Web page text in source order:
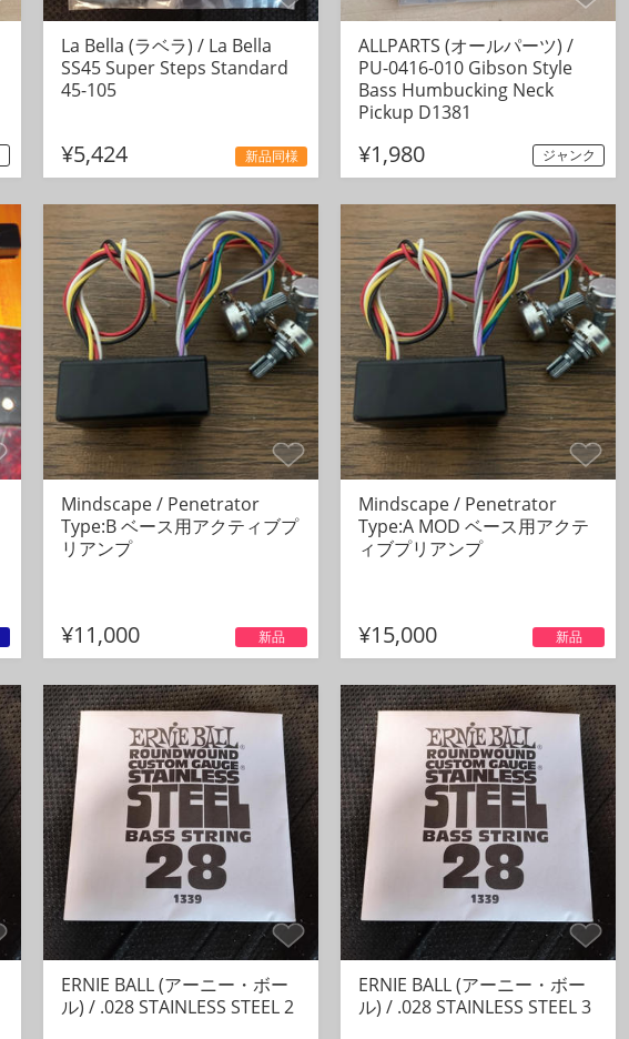
La Bella (ラベラ) / La Bella
SS45 Super Steps Standard
45-105
¥5,424 新品同様
ALLPARTS (オールパーツ) /
PU-0416-010 Gibson Style
Bass Humbucking Neck
Pickup D1381
¥1,980 ジャンク
Mindscape / Penetrator
Type:B ベース用アクティブプ
リアンプ
¥11,000 新品
Mindscape / Penetrator
Type:A MOD ベース用アクテ
ィブプリアンプ
¥15,000 新品
ERNIE BALL (アーニー・ボー
ル) / .028 STAINLESS STEEL 2
ERNIE BALL (アーニー・ボー
ル) / .028 STAINLESS STEEL 3